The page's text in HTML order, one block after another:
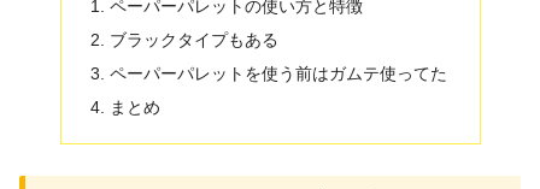
ペーパーパレットの使い方と特徴
ブラックタイプもある
ペーパーパレットを使う前はガムテ使ってた
まとめ